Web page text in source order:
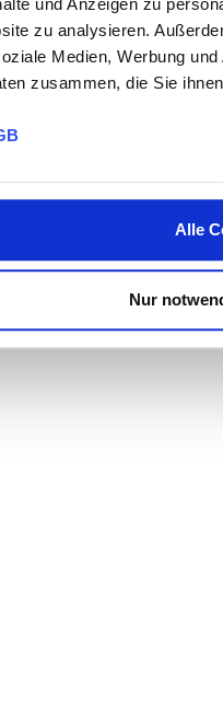
und Anzeigen zu
zu analysieren.
Medien, Werbung
zusammen, die Sie
Alle
Nur
Co KG – All rights reserved.